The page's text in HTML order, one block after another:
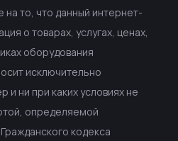
то, что данный интернет-
о товарах, услугах, ценах,
оборудования
исключительно
и ни при каких условиях не
определяемой
кодекса